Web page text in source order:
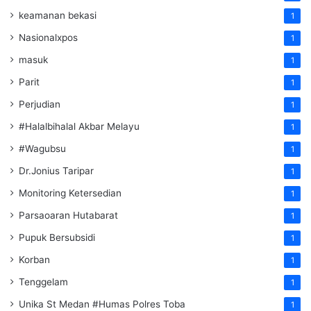
keamanan bekasi 1
Nasionalxpos 1
masuk 1
Parit 1
Perjudian 1
#Halalbihalal Akbar Melayu 1
#Wagubsu 1
Dr.Jonius Taripar 1
Monitoring Ketersedian 1
Parsaoaran Hutabarat 1
Pupuk Bersubsidi 1
Korban 1
Tenggelam 1
Unika St Medan #Humas Polres Toba 1